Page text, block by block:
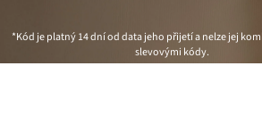
*Kód je platný 14 dní od data jeho přijetí a nelze jej
slevovými kódy.